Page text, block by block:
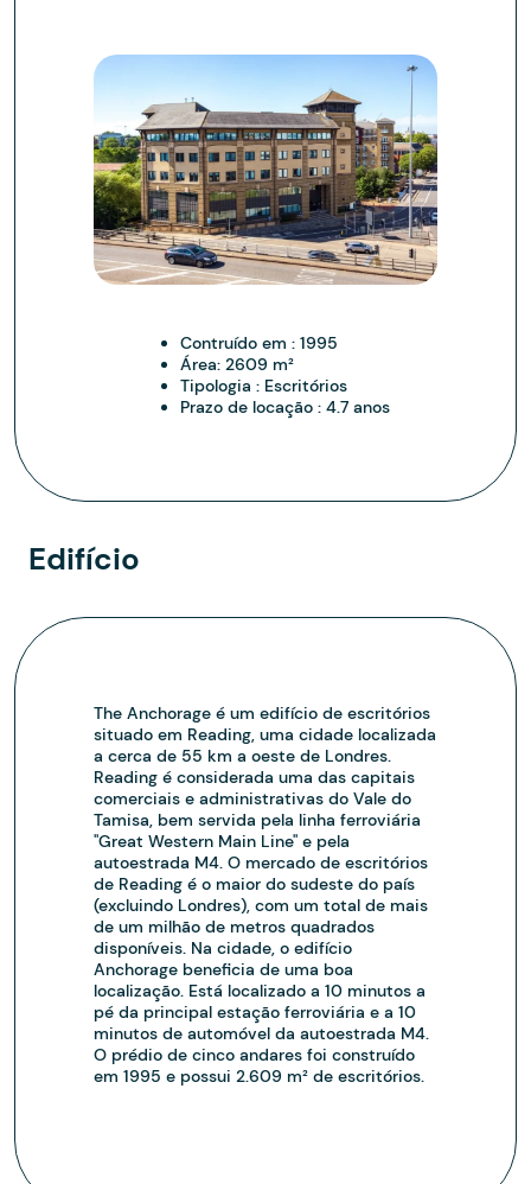
Contruído em : 1995
Área: 2609 m²
Tipologia : Escritórios
Prazo de locação : 4.7 anos
Edifício
The Anchorage é um edifício de escritórios
situado em Reading, uma cidade localizada
a cerca de 55 km a oeste de Londres.
Reading é considerada uma das capitais
comerciais e administrativas do Vale do
Tamisa, bem servida pela linha ferroviária
"Great Western Main Line" e pela
autoestrada M4. O mercado de escritórios
de Reading é o maior do sudeste do país
(excluindo Londres), com um total de mais
de um milhão de metros quadrados
disponíveis. Na cidade, o edifício
Anchorage beneficia de uma boa
localização. Está localizado a 10 minutos a
pé da principal estação ferroviária e a 10
minutos de automóvel da autoestrada M4.
O prédio de cinco andares foi construído
em 1995 e possui 2.609 m² de escritórios.